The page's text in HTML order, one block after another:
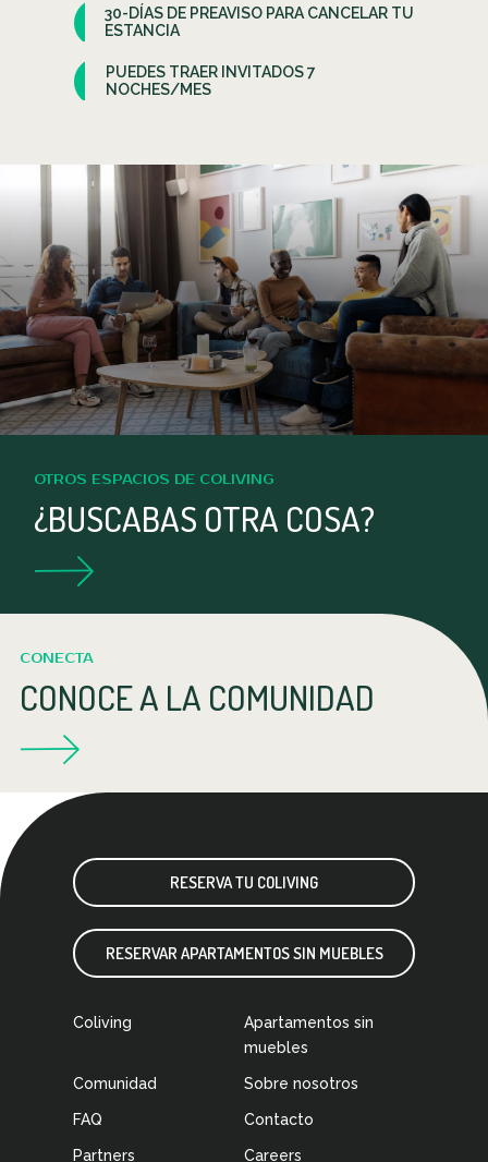
30-DÍAS DE PREAVISO PARA CANCELAR TU
ESTANCIA
PUEDES TRAER INVITADOS 7
NOCHES/MES
OTROS ESPACIOS DE COLIVING
¿BUSCABAS OTRA COSA?
CONECTA
CONOCE A LA COMUNIDAD
RESERVA TU COLIVING
RESERVAR APARTAMENTOS SIN MUEBLES
Coliving
Apartamentos sin
muebles
Comunidad Sobre nosotros
FAQ Contacto
Partners Careers